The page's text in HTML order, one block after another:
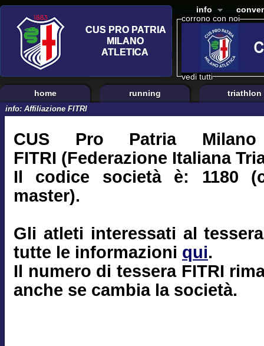
corrono con noi
vedi tutti
info
home running triathlon
info: Affiliazione FITRI
CUS Pro Patria
FITRI (Federazione Italiana
Il codice società è: 1180
master).
Gli atleti interessati al
tutte le informazioni qui.
Il numero di tessera FITRI
anche se cambia la società.